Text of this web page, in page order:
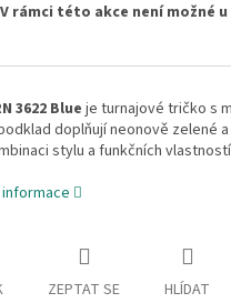
V rámci této akce není možné
3622 Blue je turnajové tričko s
doplňují neonově zelené
stylu a funkčních
ZEPTAT SE HLÍDAT